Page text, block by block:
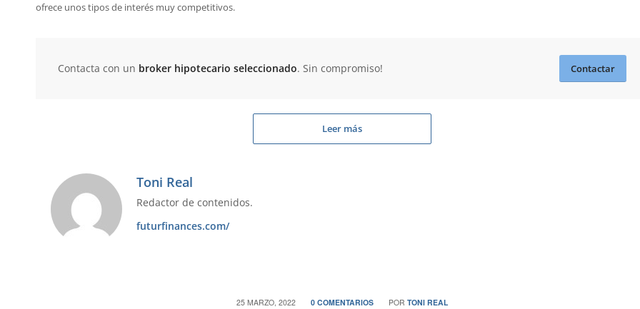
ofrece unos tipos de interés muy competitivos.
Contacta con un broker hipotecario seleccionado. Sin compromiso! Contactar
Leer más
Toni Real
Redactor de contenidos.
futurfinances.com/
25 MARZO, 2022
/ 0 COMENTARIOS
/ PORTONI REAL